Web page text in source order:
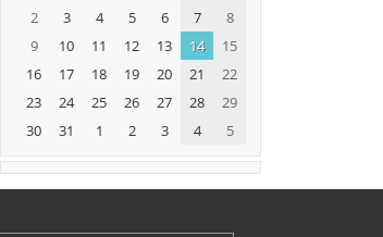
2
3 4 5 6 7
8
9
10 11 12 13 14
15
16
17 18 19 20 21
22
23
24 25 26 27 28
29
30
31 1 2 3 4 5